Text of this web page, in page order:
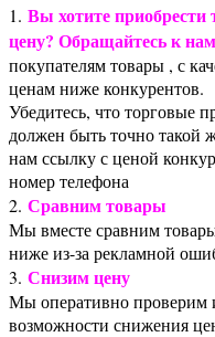
1. Вы хотите
цену? Обращайтесь к
покупателям товары , с
ценам ниже конкурентов.
Убедитесь, что торговые
должен быть точно такой
нам ссылку с ценой
номер телефона
2. Сравним товары
Мы вместе сравним
ниже из-за рекламной
3. Снизим цену
Мы оперативно
возможности снижения